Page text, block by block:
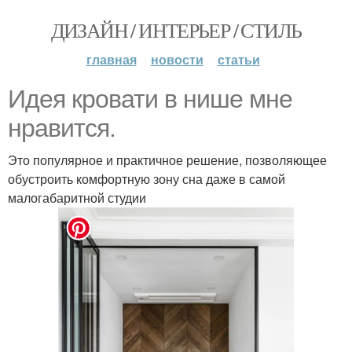
ДИЗАЙН / ИНТЕРЬЕР / СТИЛЬ
главная новости статьи
Идея кровати в нише мне
нравится.
Это популярное и практичное решение, позволяющее
обустроить комфортную зону сна даже в самой
малогабаритной студии